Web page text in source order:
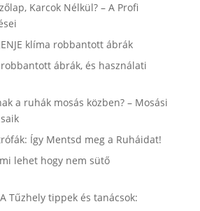
Karcok Nélkül? – A Profi
klíma robbantott ábrák
ábrák, és használati
a ruhák mosás közben? – Mosási
Így Mentsd meg a Ruháidat!
lehet hogy nem sütő
Tűzhely tippek és tanácsok: